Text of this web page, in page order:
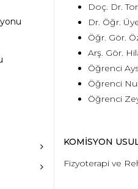
Doç. Dr.
Dr. Öğr.
Öğr. Gör.
Arş. Gör.
Öğrenci
Öğrenci
Öğrenci
KOMİSYON
Fizyoterapi ve